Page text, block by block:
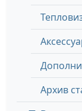
Архив